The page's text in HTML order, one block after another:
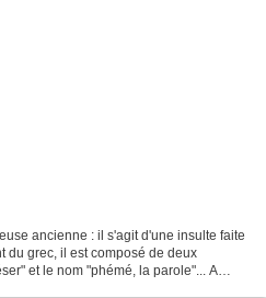
ancienne : il s'agit d'une insulte faite
du grec, il est composé de deux
et le nom "phémé, la parole"... A